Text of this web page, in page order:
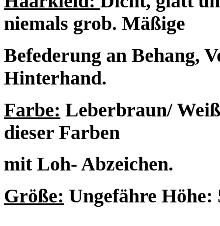
niemals grob. Mäßige
Befederung an Behang,
Hinterhand.
Farbe: Leberbraun/
dieser Farben
mit Loh- Abzeichen.
Größe: Ungefähre Höhe: